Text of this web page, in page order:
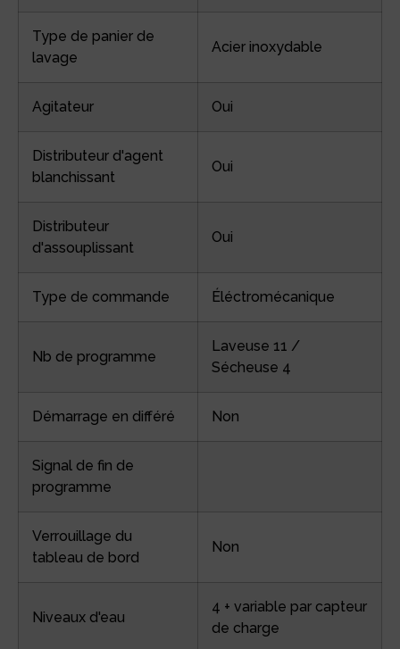
Type de panier de
lavage
Acier inoxydable
Agitateur Oui
Distributeur d'agent
blanchissant
Oui
Distributeur
d'assouplissant
Oui
Type de commande Éléctromécanique
Nb de programme
Laveuse 11 /
Sécheuse 4
Démarrage en différé Non
Signal de fin de
programme
Verrouillage du
tableau de bord
Non
Niveaux d'eau
4 + variable par capteur
de charge